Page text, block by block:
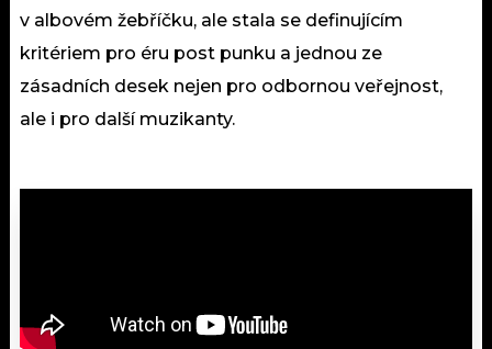
v albovém žebříčku, ale stala se definujícím
kritériem pro éru post punku a jednou ze
zásadních desek nejen pro odbornou veřejnost,
ale i pro další muzikanty.